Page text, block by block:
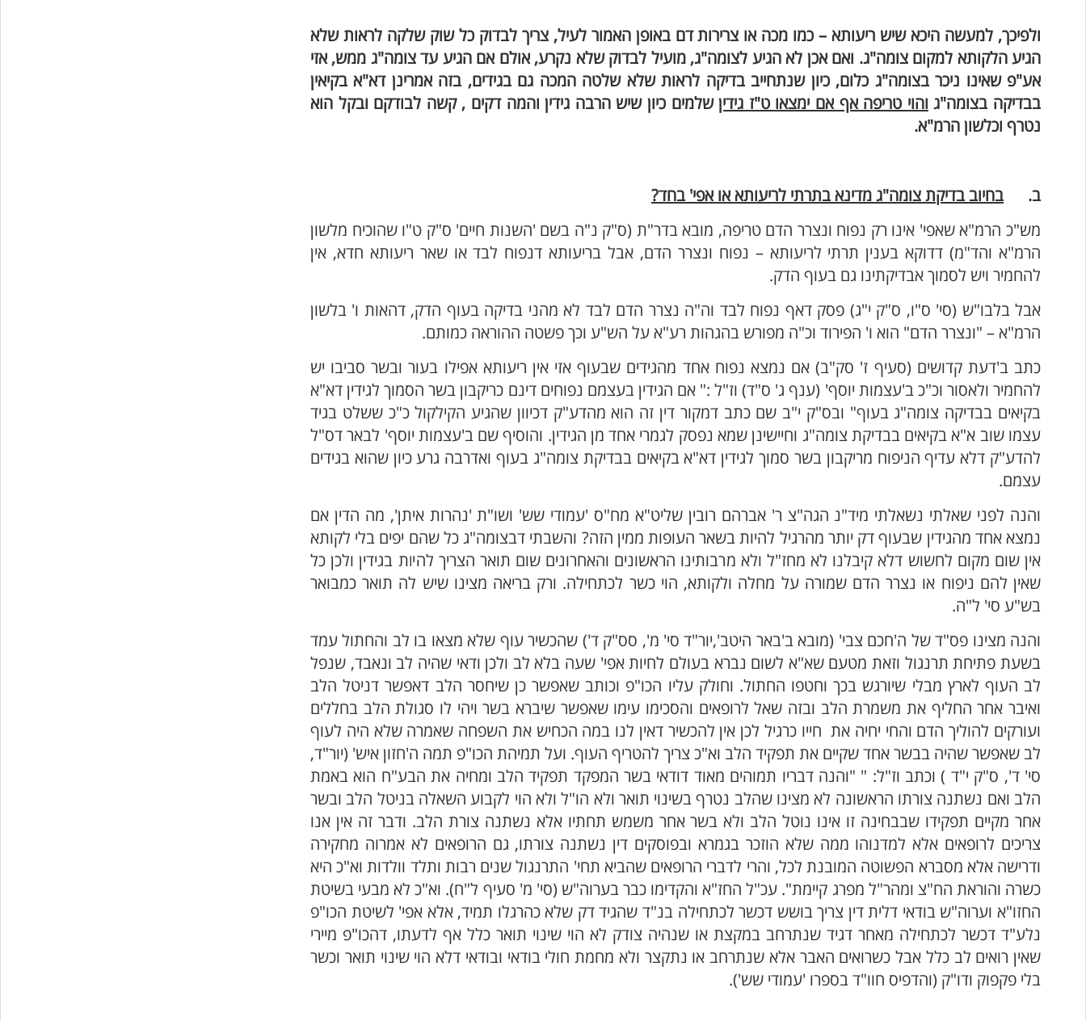
ולפיכך, למעשה היכא שיש ריעותא – כמו מכה או צרירות דם באופן האמור לעיל, צריך לבדוק כל שוק שלקה לראות שלא
הגיע הלקותא למקום צומה"ג. ואם אכן לא הגיע לצומה"ג, מועיל לבדוק שלא נקרע, אולם אם הגיע עד צומה"ג ממש, אזי
אע"פ שאינו ניכר בצומה"ג כלום, כיון שנתחייב בדיקה לראות שלא שלטה המכה גם בגידים, בזה אמרינן דא"א בקיאין
בבדיקה בצומה"ג והוי טריפה אף אם ימצאו ט"ז גידיןשלמים כיון שיש הרבה גידין והמה דקים , קשה לבודקם ובקל הוא
נטרף וכלשון הרמ"א.
ב.
בחיוב בדיקת צומה"ג מדינא בתרתי לריעותא או אפי' בחד?
מש"כ הרמ"א שאפי' אינו רק נפוח ונצרר הדם טריפה, מובא בדר"ת (ס"ק נ"ה בשם 'השנות חיים' ס"ק ט"ו שהוכיח מלשון
הרמ"א והד"מ) דדוקא בענין תרתי לריעותא – נפוח ונצרר הדם, אבל בריעותא דנפוח לבד או שאר ריעותא חדא, אין
להחמיר ויש לסמוך אבדיקתינו גם בעוף הדק.
אבל בלבו"ש (סי' ס"ו, ס"ק י"ג) פסק דאף נפוח לבד וה"ה נצרר הדם לבד לא מהני בדיקה בעוף הדק, דהאות ו' בלשון
הרמ"א – "ונצרר הדם" הוא ו' הפירוד וכ"ה מפורש בהגהות רע"א על הש"ע וכך פשטה ההוראה כמותם.
כתב ב'דעת קדושים (סעיף ז' סק"ב) אם נמצא נפוח אחד מהגידים שבעוף אזי אין ריעותא אפילו בעור ובשר סביבו יש
להחמיר ולאסור וכ"כ ב'עצמות יוסף' (ענף ג' ס"ד) וז"ל :" אם הגידין בעצמם נפוחים דינם כריקבון בשר הסמוך לגידין דא"א
בקיאים בבדיקה צומה"ג בעוף" ובס"ק י"ב שם כתב דמקור דין זה הוא מהדע"ק דכיוון שהגיע הקילקול כ"כ ששלט בגיד
עצמו שוב א"א בקיאים בבדיקת צומה"ג וחיישינן שמא נפסק לגמרי אחד מן הגידין. והוסיף שם ב'עצמות יוסף' לבאר דס"ל
להדע"ק דלא עדיף הניפוח מריקבון בשר סמוך לגידין דא"א בקיאים בבדיקת צומה"ג בעוף ואדרבה גרע כיון שהוא בגידים
עצמם.
והנה לפני שאלתי נשאלתי מיד"נ הגה"צ ר' אברהם רובין שליט"א מח"ס 'עמודי שש' ושו"ת 'נהרות איתן', מה הדין אם
נמצא אחד מהגידין שבעוף דק יותר מהרגיל להיות בשאר העופות ממין הזה? והשבתי דבצומה"ג כל שהם יפים בלי לקותא
אין שום מקום לחשוש דלא קיבלנו לא מחז"ל ולא מרבותינו הראשונים והאחרונים שום תואר הצריך להיות בגידין ולכן כל
שאין להם ניפוח או נצרר הדם שמורה על מחלה ולקותא, הוי כשר לכתחילה. ורק בריאה מצינו שיש לה תואר כמבואר
בש"ע סי' ל"ה.
והנה מצינו פס"ד של ה'חכם צבי' (מובא ב'באר היטב',יור"ד סי' מ', סס"ק ד') שהכשיר עוף שלא מצאו בו לב והחתול עמד
בשעת פתיחת תרנגול וזאת מטעם שא"א לשום נברא בעולם לחיות אפי' שעה בלא לב ולכן ודאי שהיה לב ונאבד, שנפל
לב העוף לארץ מבלי שיורגש בכך וחטפו החתול. וחולק עליו הכו"פ וכותב שאפשר כן שיחסר הלב דאפשר דניטל הלב
ואיבר אחר החליף את משמרת הלב ובזה שאל לרופאים והסכימו עימו שאפשר שיברא בשר ויהי לו סגולת הלב בחללים
ועורקים להוליך הדם והחי יחיה את חייו כרגיל לכן אין להכשיר דאין לנו במה הכחיש את השפחה שאמרה שלא היה לעוף
לב שאפשר שהיה בבשר אחד שקיים את תפקיד הלב וא"כ צריך להטריף העוף. ועל תמיהת הכו"פ תמה ה'חזון איש' (יור"ד,
סי' ד', ס"ק י"ד ) וכתב וז"ל: " "והנה דבריו תמוהים מאוד דודאי בשר המפקד תפקיד הלב ומחיה את הבע"ח הוא באמת
הלב ואם נשתנה צורתו הראשונה לא מצינו שהלב נטרף בשינוי תואר ולא הו"ל ולא הוי לקבוע השאלה בניטל הלב ובשר
אחר מקיים תפקידו שבבחינה זו אינו נוטל הלב ולא בשר אחר משמש תחתיו אלא נשתנה צורת הלב. ודבר זה אין אנו
צריכים לרופאים אלא למדנוהו ממה שלא הוזכר בגמרא ובפוסקים דין נשתנה צורתו, גם הרופאים לא אמרוה מחקירה
ודרישה אלא מסברא הפשוטה המובנת לכל, והרי לדברי הרופאים שהביא תחי' התרנגול שנים רבות ותלד וולדות וא"כ היא
כשרה והוראת הח"צ ומהר"ל מפרג קיימת". עכ"ל החז"א והקדימו כבר בערוה"ש (סי' מ' סעיף ל"ח). וא"כ לא מבעי בשיטת
החזו"א וערוה"ש בודאי דלית דין צריך בושש דכשר לכתחילה בנ"ד שהגיד דק שלא כהרגלו תמיד, אלא אפי' לשיטת הכו"פ
נלע"ד דכשר לכתחילה מאחר דגיד שנתרחב במקצת או שנהיה צודק לא הוי שינוי תואר כלל אף לדעתו, דהכו"פ מיירי
שאין רואים לב כלל אבל כשרואים האבר אלא שנתרחב או נתקצר ולא מחמת חולי בודאי ובודאי דלא הוי שינוי תואר וכשר
בלי פקפוק ודו"ק (והדפיס חוו"ד בספרו 'עמודי שש').